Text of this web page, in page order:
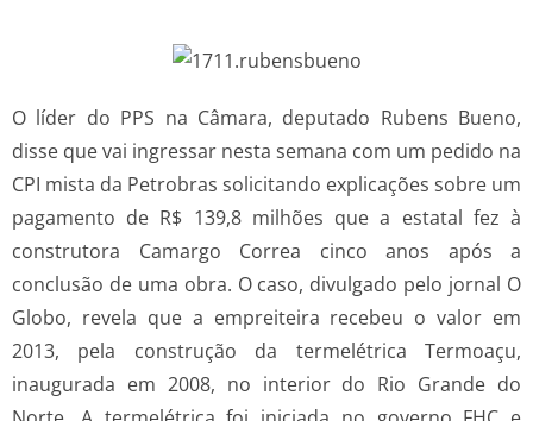
O líder do PPS na Câmara, deputado Rubens Bueno,
disse que vai ingressar nesta semana com um pedido na
CPI mista da Petrobras solicitando explicações sobre um
pagamento de R$ 139,8 milhões que a estatal fez à
construtora Camargo Correa cinco anos após a
conclusão de uma obra. O caso, divulgado pelo jornal O
Globo, revela que a empreiteira recebeu o valor em
2013, pela construção da termelétrica Termoaçu,
inaugurada em 2008, no interior do Rio Grande do